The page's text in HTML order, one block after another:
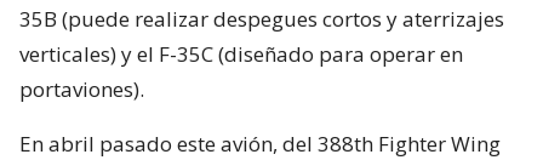
35B (puede realizar despegues cortos y aterrizajes
verticales) y el F-35C (diseñado para operar en
portaviones).
En abril pasado este avión, del 388th Fighter Wing